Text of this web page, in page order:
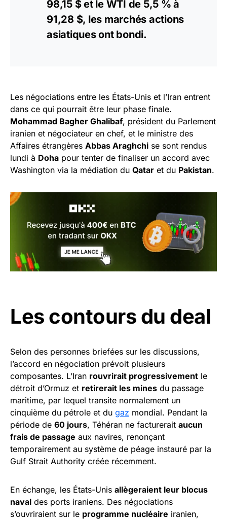
98,15 $ et le WTI de 5,5 % à
91,28 $, les marchés actions
asiatiques ont bondi.
Les négociations entre les États-Unis et l’Iran entrent
dans ce qui pourrait être leur phase finale.
Mohammad Bagher Ghalibaf, président du Parlement
iranien et négociateur en chef, et le ministre des
Affaires étrangères Abbas Araghchi se sont rendus
lundi à Doha pour tenter de finaliser un accord avec
Washington via la médiation du Qatar et du Pakistan.
Les contours du deal
Selon des personnes briefées sur les discussions,
l’accord en négociation prévoit plusieurs
composantes. L’Iran rouvrirait progressivement le
détroit d’Ormuz et retirerait les mines du passage
maritime, par lequel transite normalement un
cinquième du pétrole et du gaz mondial. Pendant la
période de 60 jours, Téhéran ne facturerait aucun
frais de passage aux navires, renonçant
temporairement au système de péage instauré par la
Gulf Strait Authority créée récemment.
En échange, les États-Unis allègeraient leur blocus
naval des ports iraniens. Des négociations
s’ouvriraient sur le programme nucléaire iranien,